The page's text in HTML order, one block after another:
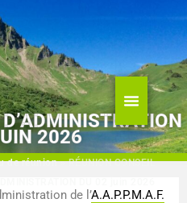
2026
de réunion»RÉUNION CONSEIL
de l’A.A.P.P.M.A.F.